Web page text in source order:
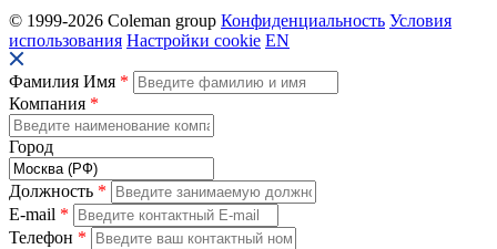
© 1999-2026 Coleman group Конфиденциальность Условия
использования Настройки cookie EN
Фамилия Имя *
Компания *
Город
Должность *
E-mail *
Телефон *